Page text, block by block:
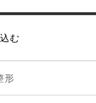
む
形